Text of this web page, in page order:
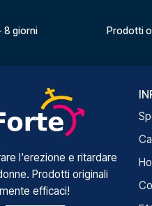
8 giorni Prodotti
l'erezione e ritardare
Prodotti originali
efficaci!